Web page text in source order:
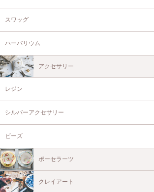
スワッグ
ハーバリウム
アクセサリー
レジン
シルバーアクセサリー
ビーズ
ポーセラーツ
クレイアート